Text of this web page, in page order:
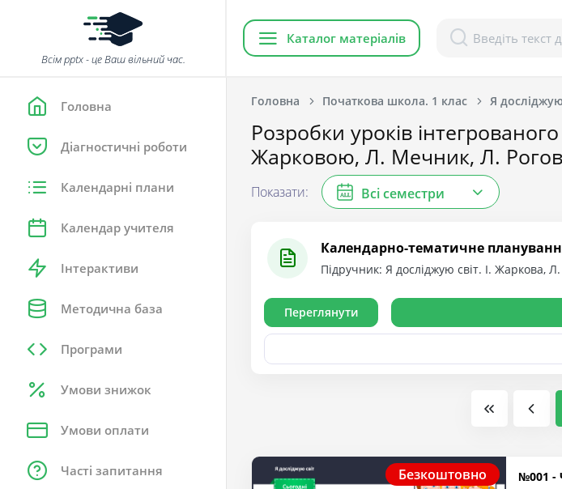
Всім pptx - це Ваш вільний час.
Головна
Діагностичні роботи
Календарні плани
Календар учителя
Інтерактиви
Методична база
Програми
Умови знижок
Умови оплати
Часті запитання
Каталог матеріалів
Головна Початкова школа. 1 клас Я досліджую
Розробки уроків
Жарковою, Л. Мечник, Л.
Показати: ALL Всі семестри
Календарно-тематичне
Підручник: Я досліджую світ. І. Жаркова,
Переглянути
Безкоштовно №001 -